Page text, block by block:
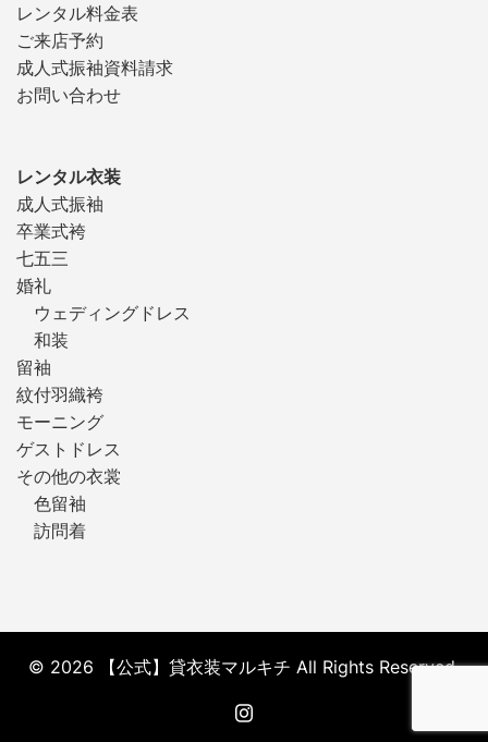
レンタル料金表
ご来店予約
成人式振袖資料請求
お問い合わせ
レンタル衣装
成人式振袖
卒業式袴
七五三
婚礼
ウェディングドレス
和装
留袖
紋付羽織袴
モーニング
ゲストドレス
その他の衣裳
色留袖
訪問着
© 2026 【公式】貸衣装マルキチ All Rights Reserved.